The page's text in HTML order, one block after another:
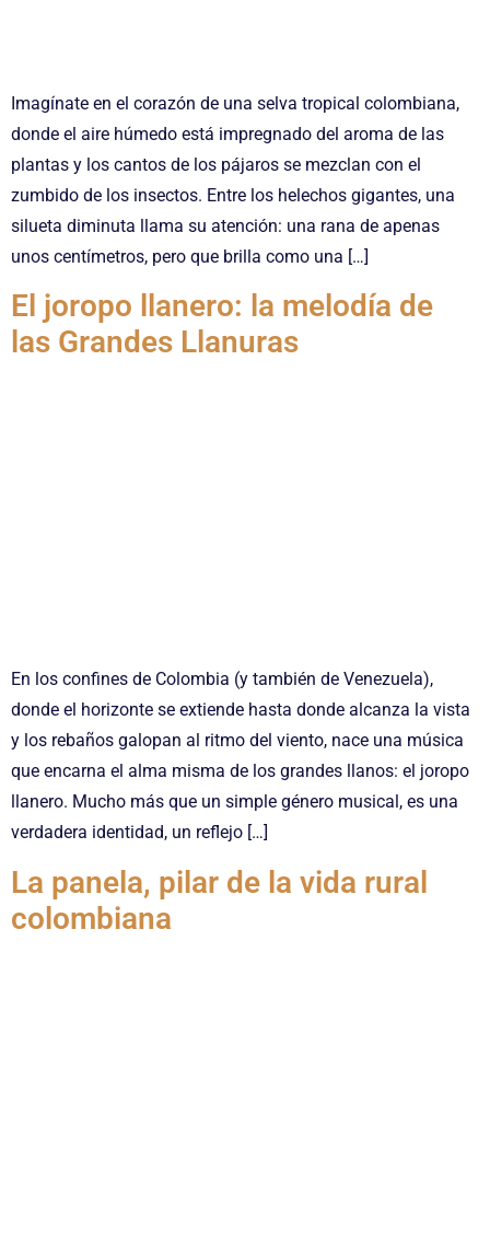
Imagínate en el corazón de una selva tropical colombiana,
donde el aire húmedo está impregnado del aroma de las
plantas y los cantos de los pájaros se mezclan con el
zumbido de los insectos. Entre los helechos gigantes, una
silueta diminuta llama su atención: una rana de apenas
unos centímetros, pero que brilla como una […]
El joropo llanero: la melodía de
las Grandes Llanuras
En los confines de Colombia (y también de Venezuela),
donde el horizonte se extiende hasta donde alcanza la vista
y los rebaños galopan al ritmo del viento, nace una música
que encarna el alma misma de los grandes llanos: el joropo
llanero. Mucho más que un simple género musical, es una
verdadera identidad, un reflejo […]
La panela, pilar de la vida rural
colombiana